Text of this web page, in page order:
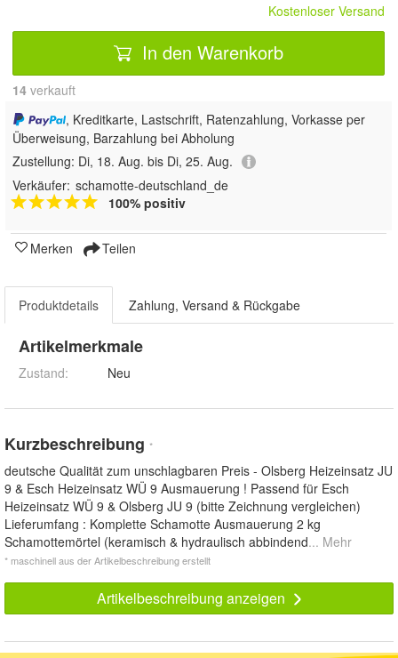
Kostenloser Versand
In den Warenkorb
14 verkauft
, Kreditkarte, Lastschrift, Ratenzahlung, Vorkasse per
Überweisung, Barzahlung bei Abholung
Zustellung: Di, 18. Aug. bis Di, 25. Aug.
Verkäufer: schamotte-deutschland_de
100% positiv
Merken Teilen
Produktdetails Zahlung, Versand & Rückgabe
Artikelmerkmale
Zustand: Neu
Kurzbeschreibung *
deutsche Qualität zum unschlagbaren Preis - Olsberg Heizeinsatz JU
9 & Esch Heizeinsatz WÜ 9 Ausmauerung ! Passend für Esch
Heizeinsatz WÜ 9 & Olsberg JU 9 (bitte Zeichnung vergleichen)
Lieferumfang : Komplette Schamotte Ausmauerung 2 kg
Schamottemörtel (keramisch & hydraulisch abbindend... Mehr
* maschinell aus der Artikelbeschreibung erstellt
Artikelbeschreibung anzeigen